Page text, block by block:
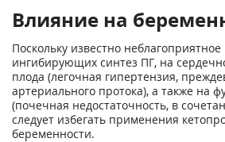
Влияние на
Поскольку известно
ингибирующих синтез ПГ, на
плода (легочная гипертензия,
артериального протока), а также на
(почечная недостаточность, в
следует избегать применения
беременности.